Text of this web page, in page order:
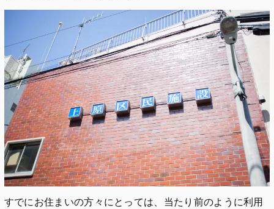
すでにお住まいの方々にとっては、当たり前のように利用